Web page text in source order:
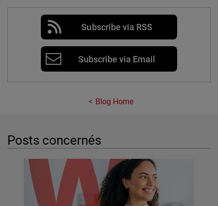
Subscribe via RSS
Subscribe via Email
Blog Home
Posts concernés